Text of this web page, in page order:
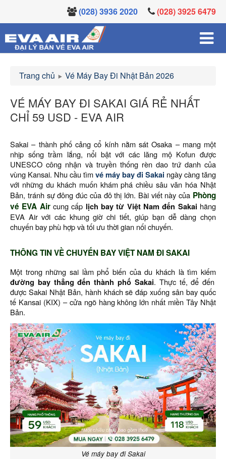
(028) 3936 2020 (028) 3925 6479
Trang chủ Vé Máy Bay Đi Nhật Bản 2026
VÉ MÁY BAY ĐI SAKAI GIÁ RẺ NHẤT
CHỈ 59 USD - EVA AIR
Sakai – thành phố cảng cổ kính nằm sát Osaka – mang một
nhịp sống trầm lắng, nổi bật với các lăng mộ Kofun được
UNESCO công nhận và truyền thống rèn dao trứ danh của
vùng Kansai. Nhu cầu tìmvé máy bay đi Sakai ngày càng tăng
với những du khách muốn khám phá chiều sâu văn hóa Nhật
Bản, tránh sự đông đúc của đô thị lớn. Bài viết này của Phòng
vé EVA Aircung cấp lịch bay từ Việt Nam đến Sakai hãng
EVA Air với các khung giờ chi tiết, giúp bạn dễ dàng chọn
chuyến bay phù hợp và tối ưu thời gian nối chuyến.
THÔNG TIN VỀ CHUYẾN BAY VIỆT NAM ĐI SAKAI
Một trong những sai lầm phổ biến của du khách là tìm kiếm
đường bay thẳng đến thành phố Sakai. Thực tế, để đến
được Sakai Nhật Bản, hành khách sẽ đáp xuống sân bay quốc
tế Kansai (KIX) – cửa ngõ hàng không lớn nhất miền Tây Nhật
Bản.
Vé máy bay đi Sakai